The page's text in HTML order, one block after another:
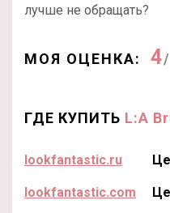
лучше не обращать?
МОЯ ОЦЕНКА: 4
ГДЕ КУПИТЬ L:A
lookfantastic.ru
lookfantastic.com